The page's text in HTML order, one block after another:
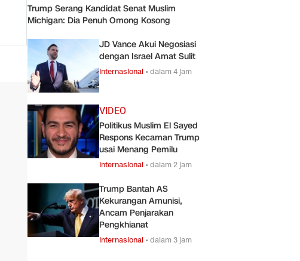
Trump Serang Kandidat Senat Muslim
Michigan: Dia Penuh Omong Kosong
JD Vance Akui Negosiasi
dengan Israel Amat Sulit
Internasional •dalam 4 jam
VIDEO
Politikus Muslim El Sayed
Respons Kecaman Trump
usai Menang Pemilu
Internasional •dalam 2 jam
Trump Bantah AS
Kekurangan Amunisi,
Ancam Penjarakan
Pengkhianat
Internasional •dalam 3 jam